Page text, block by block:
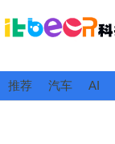
推荐 汽车 AI